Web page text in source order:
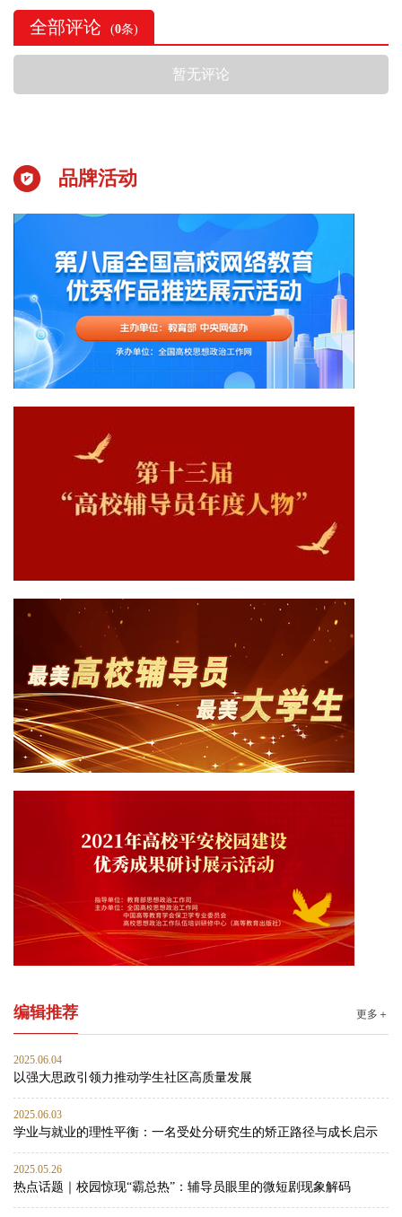
全部评论 (0条)
暂无评论
品牌活动
编辑推荐 更多＋
2025.06.04
以强大思政引领力推动学生社区高质量发展
2025.06.03
学业与就业的理性平衡：一名受处分研究生的矫正路径与成长启示
2025.05.26
热点话题｜校园惊现“霸总热”：辅导员眼里的微短剧现象解码